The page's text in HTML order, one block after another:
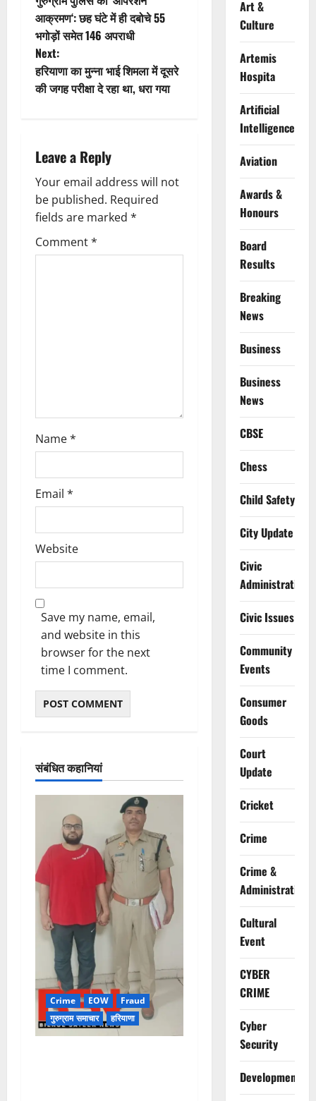
o
s
t
v
i
g
a
आक्रमण‘: छह घंटे में ही दबोचे 55
भगोड़ों समेत 146 अपराधी
Next:
हरियाणा का मुन्ना भाई शिमला में दूसरे
की जगह परीक्षा दे रहा था, धरा गया
Leave a Reply
Your email address will not
be published. Required
fields are marked *
Comment*
Name*
Email *
Website
Save my name, email,
and website in this
browser for the next
time I comment.
संबंधित कहानियां
Crime EOW
Fraud
गुरुग्राम समाचार
हरियाणा
Art &
Culture
Artemis
Hospita
Artificial
Intelligence
Aviation
Awards &
Honours
Board
Results
Breaking
News
Business
Business
News
CBSE
Chess
Child Safety
City Update
Civic
Administration
Civic Issues
Community
Events
Consumer
Goods
Court
Update
Cricket
Crime
Crime &
Administration
Cultural
Event
CYBER
CRIME
Cyber
Security
Development